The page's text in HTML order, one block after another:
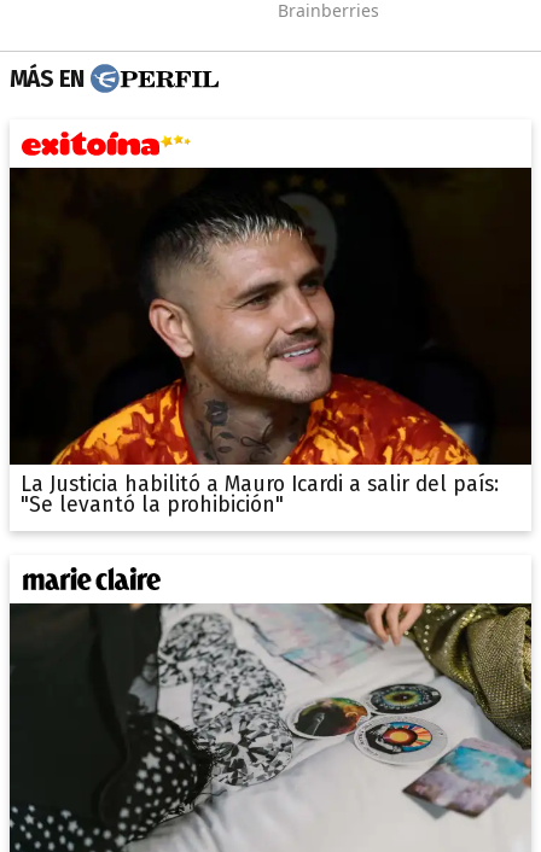
MÁS EN
La Justicia habilitó a Mauro Icardi a salir del país:
"Se levantó la prohibición"